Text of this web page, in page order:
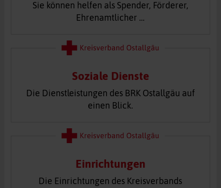
Sie können helfen als Spender, Förderer,
Ehrenamtlicher …
Soziale Dienste
Die Dienstleistungen des BRK Ostallgäu auf
einen Blick.
Einrichtungen
Die Einrichtungen des Kreisverbands